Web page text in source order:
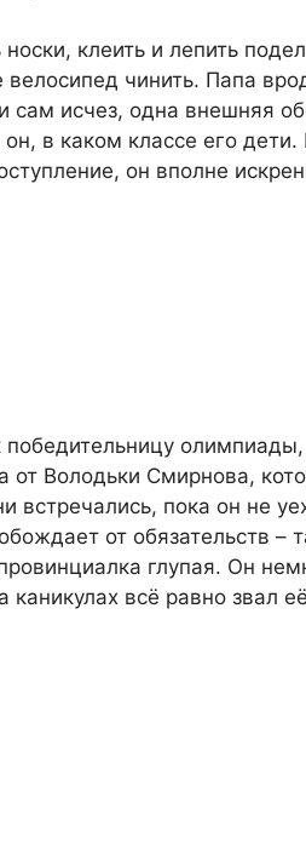
клеить и лепить
велосипед чинить. Папа
сам исчез, одна внешняя
в каком классе его дети.
он вполне
победительницу
Володьки Смирнова,
встречались, пока он не
от обязательств –
глупая. Он
всё равно звал